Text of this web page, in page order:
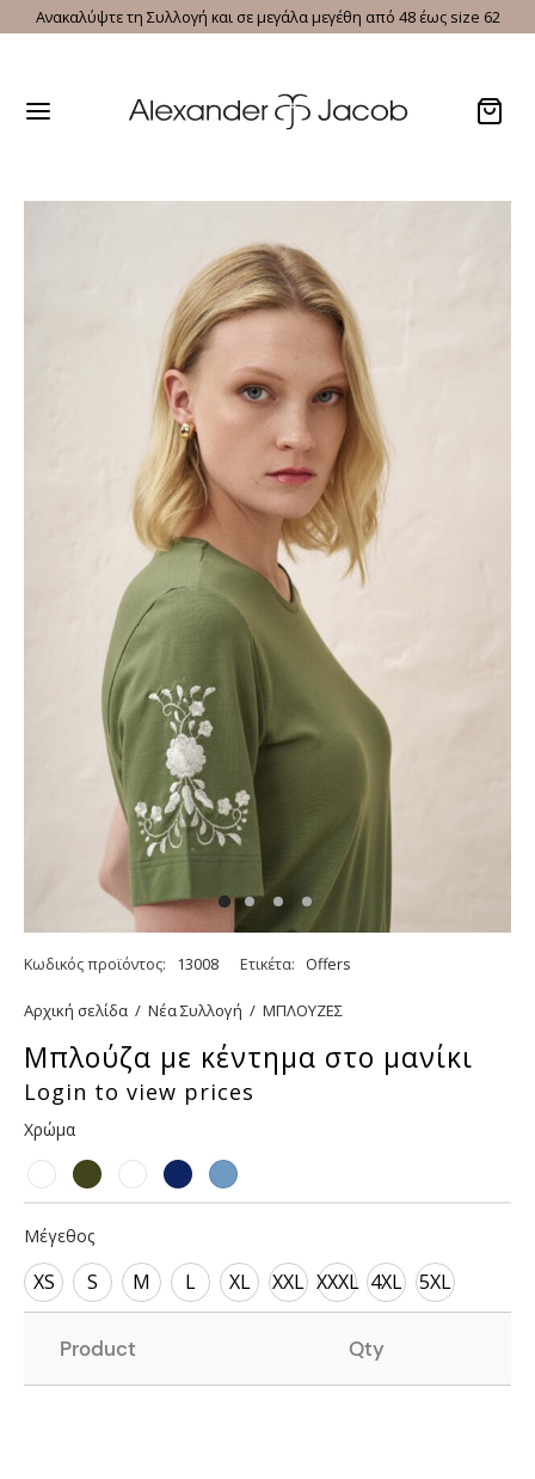
Ανακαλύψτε τη Συλλογή και σε μεγάλα μεγέθη από 48 έως size 62
Κωδικός προϊόντος: 13008 Ετικέτα: Offers
Αρχική σελίδα / Νέα Συλλογή / ΜΠΛΟΥΖΕΣ
Μπλούζα με κέντημα στο μανίκι
Login to view prices
Χρώμα
Μέγεθος
XS S M L XL XXL XXXL 4XL 5XL
Product Qty